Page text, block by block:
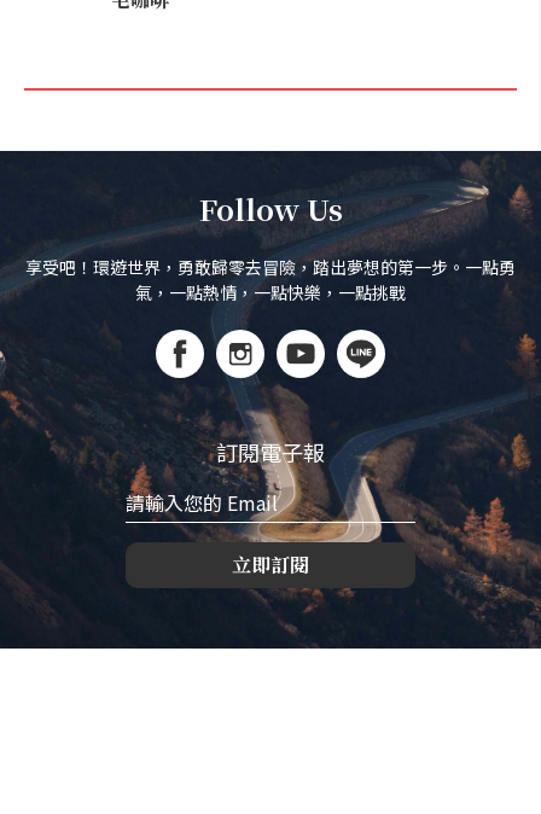
Follow Us
享受吧！環遊世界，勇敢歸零去冒險，踏出夢想的第一步。一點勇
氣，一點熱情，一點快樂，一點挑戰
訂閱電子報
立即訂閱